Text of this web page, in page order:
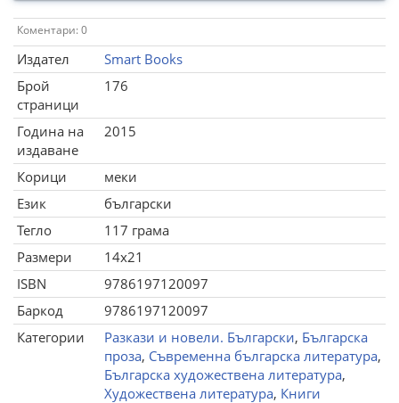
Коментари: 0
Издател
Smart Books
Брой
страници
176
Година на
издаване
2015
Корици
меки
Език
български
Тегло
117 грама
Размери
14x21
ISBN
9786197120097
Баркод
9786197120097
Категории
Разкази и новели. Български, Българска
проза, Съвременна българска литература,
Българска художествена литература,
Художествена литература, Книги